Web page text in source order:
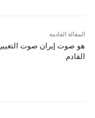
المقالة القادمة
هو صوت إيران صوت التغيير
القادم